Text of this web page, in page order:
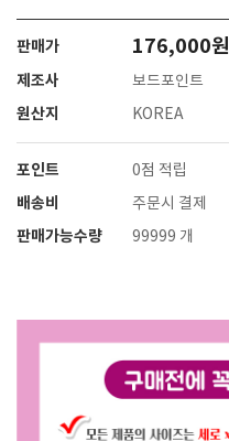
판매가 176,000원
제조사 보드포인트
원산지 KOREA
포인트 0점 적립
배송비 주문시 결제
판매가능수량 99999 개